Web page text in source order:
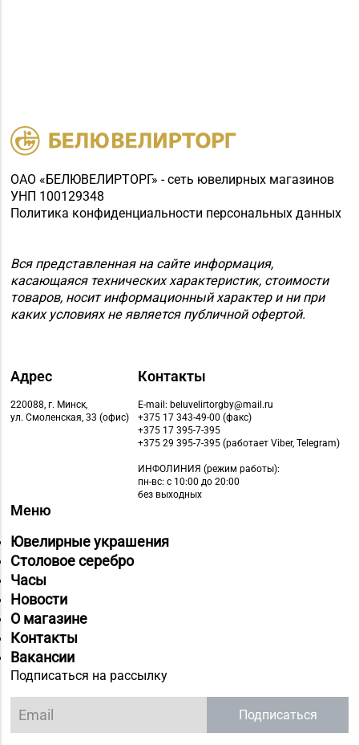
ОАО «БЕЛЮВЕЛИРТОРГ» - сеть ювелирных магазинов
УНП 100129348
Политика конфиденциальности персональных данных
Вся представленная на сайте информация,
касающаяся технических характеристик, стоимости
товаров, носит информационный характер и ни при
каких условиях не является публичной офертой.
Адрес
220088, г. Минск,
ул. Смоленская, 33 (офис)
Контакты
E-mail: beluvelirtorgby@mail.ru
+375 17 343-49-00 (факс)
+375 17 395-7-395
+375 29 395-7-395 (работает Viber, Telegram)
ИНФОЛИНИЯ (режим работы):
пн-вс: с 10:00 до 20:00
без выходных
Меню
Ювелирные украшения
Столовое серебро
Часы
Новости
О магазине
Контакты
Вакансии
Подписаться на рассылку
Подписаться